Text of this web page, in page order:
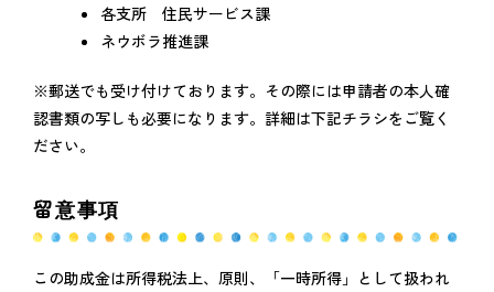
各支所 住民サービス課
ネウボラ推進課
※郵送でも受け付けております。その際には申請者の本人確
認書類の写しも必要になります。詳細は下記チラシをご覧く
ださい。
留意事項
この助成金は所得税法上、原則、「一時所得」として扱われ